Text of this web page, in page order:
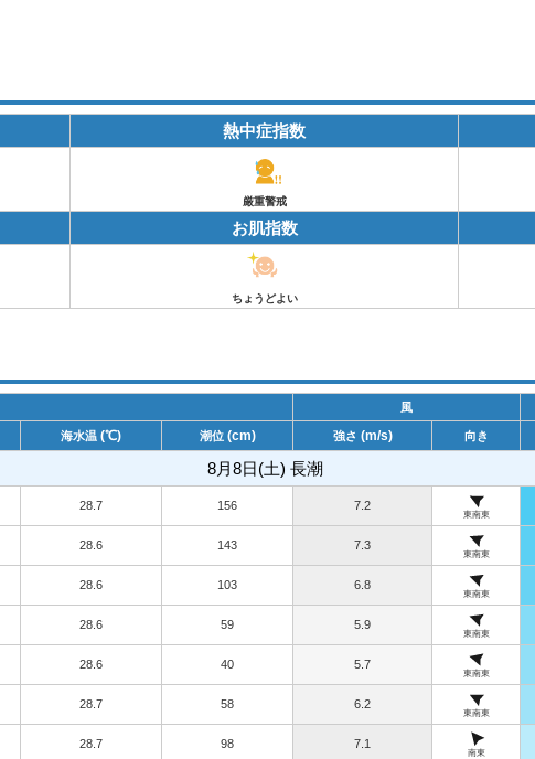
熱中症指数
厳重警戒
お肌指数
ちょうどよい
風
海水温 (℃) 潮位 (cm) 強さ (m/s) 向き
8月8日(土) 長潮
28.7 156 7.2
東南東
28.6 143 7.3
東南東
28.6 103 6.8
東南東
28.6 59 5.9
東南東
28.6 40 5.7
東南東
28.7 58 6.2
東南東
28.7 98 7.1
南東